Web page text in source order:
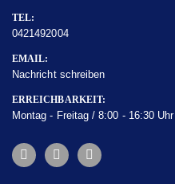
TEL:
0421492004
EMAIL:
Nachricht schreiben
ERREICHBARKEIT:
Montag - Freitag / 8:00 - 16:30 Uhr